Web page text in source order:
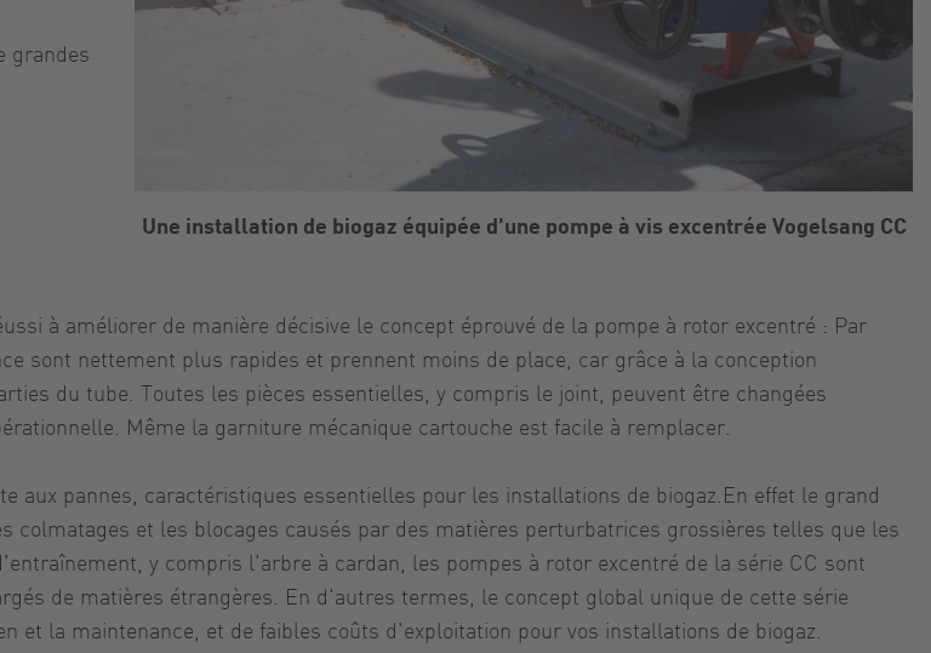
grandes
Une installation de biogaz équipée d'une pompe à vis excentrée Vogelsang CC
à améliorer de manière décisive le concept éprouvé de la pompe à rotor excentré : Par
sont nettement plus rapides et prennent moins de place, car grâce à la conception
du tube. Toutes les pièces essentielles, y compris le joint, peuvent être changées
Même la garniture mécanique cartouche est facile à remplacer.
aux pannes, caractéristiques essentielles pour les installations de biogaz.En effet le grand
et les blocages causés par des matières perturbatrices grossières telles que les
y compris l'arbre à cardan, les pompes à rotor excentré de la série CC sont
de matières étrangères. En d'autres termes, le concept global unique de cette série
la maintenance, et de faibles coûts d'exploitation pour vos installations de biogaz.